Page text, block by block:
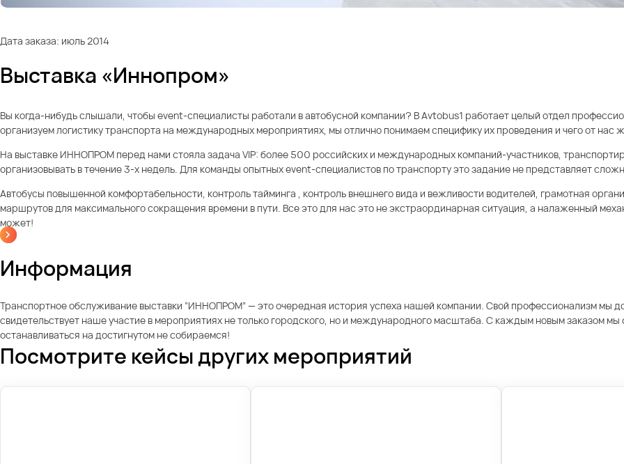
Дата заказа: июль 2014
Выставка «Иннопром»
Вы когда-нибудь слышали, чтобы event-специалисты работали в автобусной компании? В Avtobus1 работает целый отдел
организуем логистику транспорта на международных мероприятиях, мы отлично понимаем специфику их проведения и чего от нас
На выставке ИННОПРОМ перед нами стояла задача VIP: более 500 российских и международных компаний-участников,
организовывать в течение 3-х недель. Для команды опытных event-специалистов по транспорту это задание не представляет
Автобусы повышенной комфортабельности, контроль тайминга , контроль внешнего вида и вежливости водителей, грамотная
маршрутов для максимального сокращения времени в пути. Все это для нас это не экстраординарная ситуация, а налаженный
может!
Информация
Транспортное обслуживание выставки “ИННОПРОМ” — это очередная история успеха нашей компании. Свой профессионализм мы
свидетельствует наше участие в мероприятиях не только городского, но и международного масштаба. С каждым новым заказом
останавливаться на достигнутом не собираемся!
Посмотрите кейсы других мероприятий